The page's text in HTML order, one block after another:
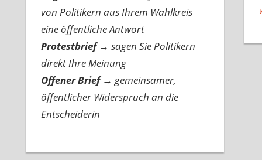
von Politikern aus Ihrem Wahlkreis
eine öffentliche Antwort
Protestbrief → sagen Sie Politikern
direkt Ihre Meinung
Offener Brief → gemeinsamer,
öffentlicher Widerspruch an die
Entscheiderin